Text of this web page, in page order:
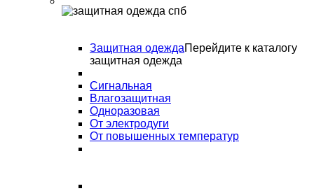
Защитная одеждаПерейдите к каталогу
защитная одежда
Сигнальная
Влагозащитная
Одноразовая
От электродуги
От повышенных температур